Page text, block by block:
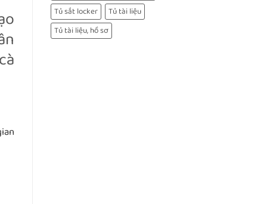
Tủ sắt locker
Tủ tài liệu
Tủ tài liệu, hồ sơ